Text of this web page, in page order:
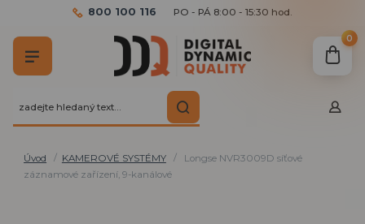
800 100 116 PO - PÁ 8:00 - 15:30 hod.
0
Úvod KAMEROVÉ SYSTÉMY
Longse NVR3009D síťové
záznamové zařízení, 9-kanálové